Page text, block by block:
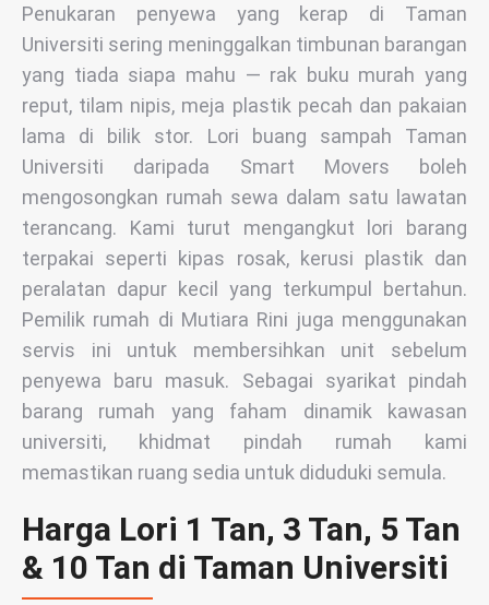
Penukaran penyewa yang kerap di Taman
Universiti sering meninggalkan timbunan barangan
yang tiada siapa mahu — rak buku murah yang
reput, tilam nipis, meja plastik pecah dan pakaian
lama di bilik stor. Lori buang sampah Taman
Universiti daripada Smart Movers boleh
mengosongkan rumah sewa dalam satu lawatan
terancang. Kami turut mengangkut lori barang
terpakai seperti kipas rosak, kerusi plastik dan
peralatan dapur kecil yang terkumpul bertahun.
Pemilik rumah di Mutiara Rini juga menggunakan
servis ini untuk membersihkan unit sebelum
penyewa baru masuk. Sebagai syarikat pindah
barang rumah yang faham dinamik kawasan
universiti, khidmat pindah rumah kami
memastikan ruang sedia untuk diduduki semula.
Harga Lori 1 Tan, 3 Tan, 5 Tan
& 10 Tan di Taman Universiti